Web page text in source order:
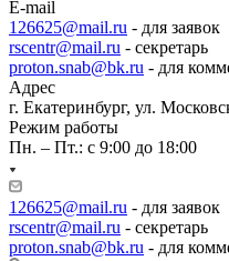
E-mail
126625@mail.ru - для заявок
rscentr@mail.ru - секретарь
proton.snab@bk.ru - для
Адрес
г. Екатеринбург, ул.
Режим работы
Пн. – Пт.: с 9:00 до 18:00
126625@mail.ru - для заявок
rscentr@mail.ru - секретарь
proton.snab@bk.ru - для